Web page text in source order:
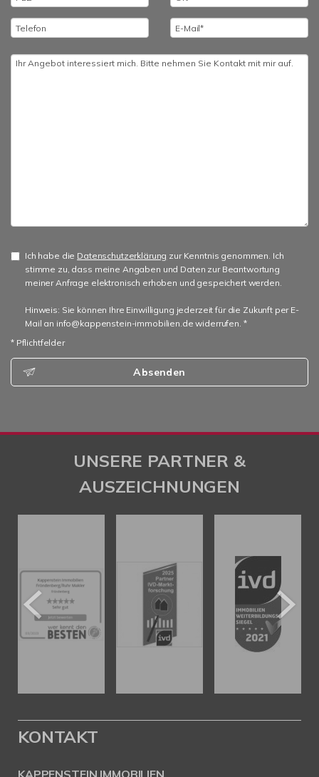
Ich habe die Datenschutzerklärung zur Kenntnis genommen. Ich
stimme zu, dass meine Angaben und Daten zur Beantwortung
meiner Anfrage elektronisch erhoben und gespeichert werden.
Hinweis: Sie können Ihre Einwilligung jederzeit für die Zukunft per E-
Mail an info@kappenstein-immobilien.de widerrufen. *
* Pflichtfelder
Absenden
UNSERE PARTNER &
AUSZEICHNUNGEN
KONTAKT